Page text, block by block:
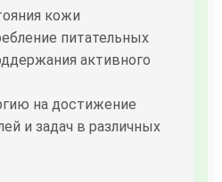
кожи
питательных
активного
на достижение
и задач в различных